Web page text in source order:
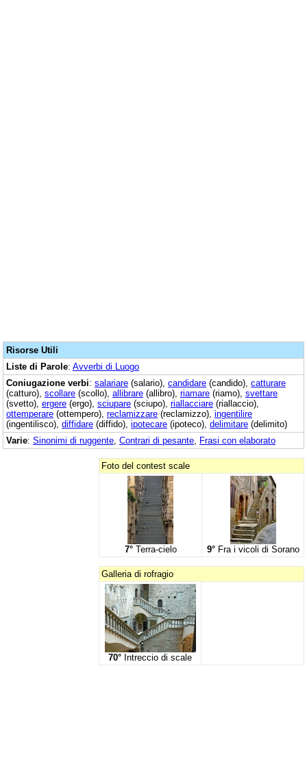
Risorse Utili
Liste di Parole: Avverbi di Luogo
Coniugazione verbi: salariare (salario), candidare (candido), catturare
(catturo), scollare (scollo), allibrare (allibro), riamare (riamo), svettare
(svetto), ergere (ergo), sciupare (sciupo), riallacciare (riallaccio),
ottemperare (ottempero), reclamizzare (reclamizzo), ingentilire
(ingentilisco), diffidare (diffido), ipotecare (ipoteco), delimitare (delimito)
Varie: Sinonimi di ruggente, Contrari di pesante, Frasi con elaborato
Foto del contest scale
7°Terra-cielo 9°Fra i vicoli di Sorano
Galleria di rofragio
70° Intreccio di scale